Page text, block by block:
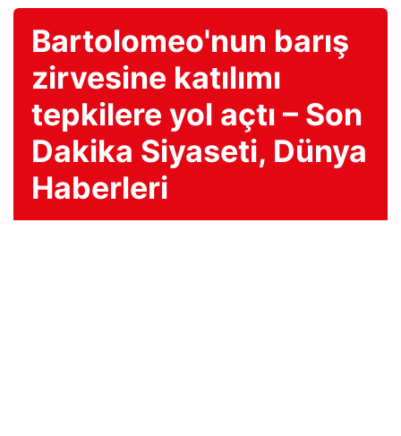
Bartolomeo'nun barış
zirvesine katılımı
tepkilere yol açtı – Son
Dakika Siyaseti, Dünya
Haberleri